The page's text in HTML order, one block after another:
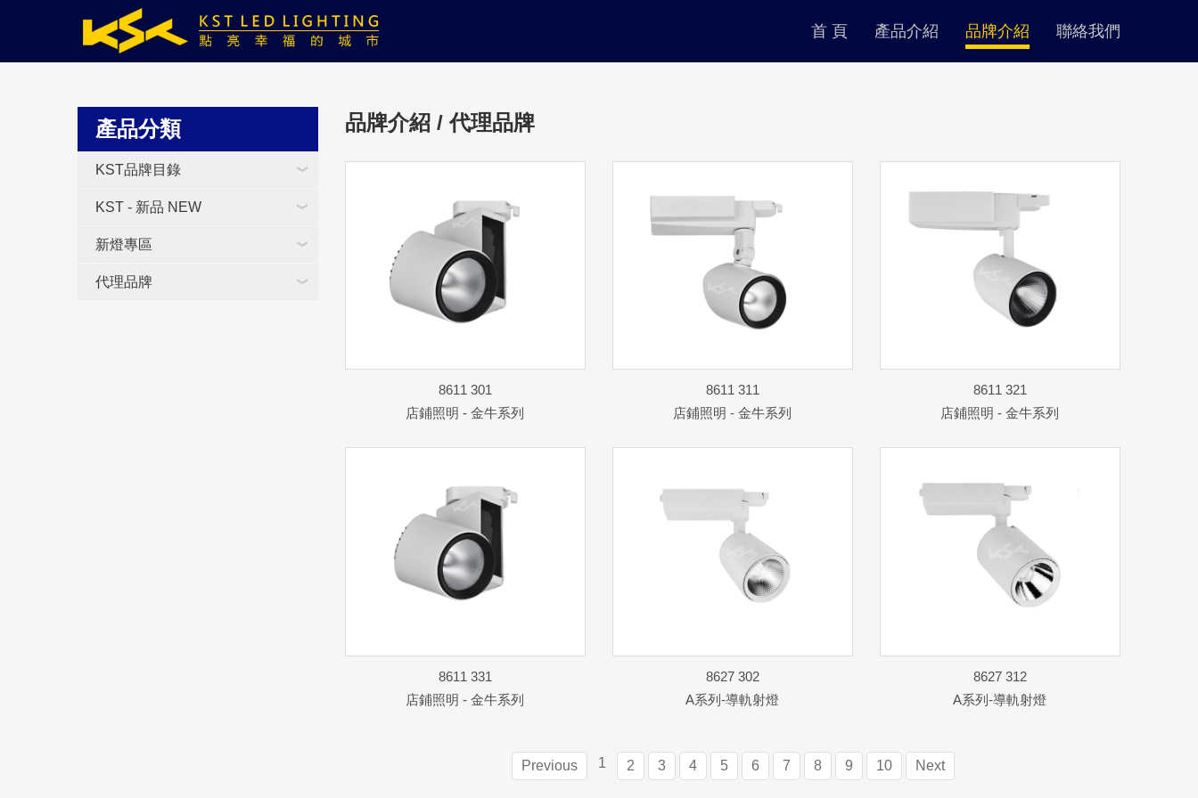
首 頁 產品介紹 品牌介紹 聯絡我們
品牌介紹 / 代理品牌
8611 301
店鋪照明 - 金牛系列
8611 311
店鋪照明 - 金牛系列
8611 321
店鋪照明 - 金牛系列
8611 331
店鋪照明 - 金牛系列
8627 302
A系列-導軌射燈
8627 312
A系列-導軌射燈
Previous 1 2 3 4 5 6 7 8 9 10 Next
產品分類
KST品牌目錄
KST - 新品 NEW
新燈專區
代理品牌